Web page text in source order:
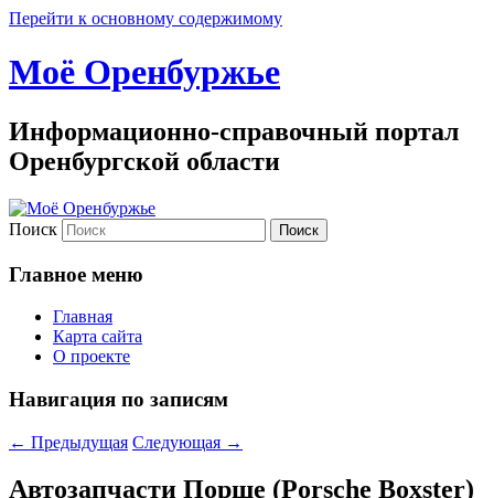
Перейти к основному содержимому
Моё Оренбуржье
Информационно-справочный портал
Оренбургской области
Поиск
Главное меню
Главная
Карта сайта
О проекте
Навигация по записям
← Предыдущая Следующая →
Автозапчасти Порше (Porsche Boxster)